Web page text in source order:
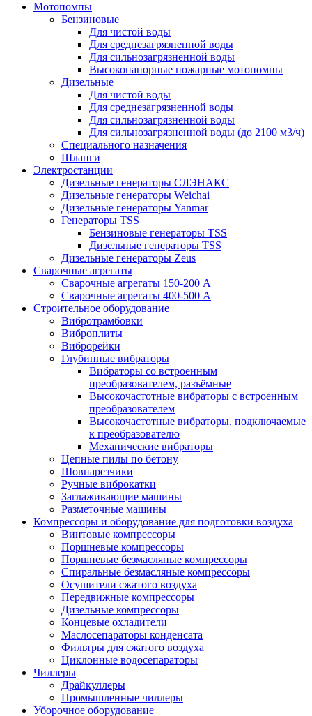
Мотопомпы
Бензиновые
Для чистой воды
Для среднезагрязненной воды
Для сильнозагрязненной воды
Высоконапорные пожарные мотопомпы
Дизельные
Для чистой воды
Для среднезагрязненной воды
Для сильнозагрязненной воды
Для сильнозагрязненной воды (до 2100 м3/ч)
Специального назначения
Шланги
Электростанции
Дизельные генераторы СЛЭНАКС
Дизельные генераторы Weichai
Дизельные генераторы Yanmar
Генераторы TSS
Бензиновые генераторы TSS
Дизельные генераторы TSS
Дизельные генераторы Zeus
Сварочные агрегаты
Сварочные агрегаты 150-200 А
Сварочные агрегаты 400-500 А
Строительное оборудование
Вибротрамбовки
Виброплиты
Виброрейки
Глубинные вибраторы
Вибраторы со встроенным
преобразователем, разъёмные
Высокочастотные вибраторы с встроенным
преобразователем
Высокочастотные вибраторы, подключаемые
к преобразователю
Механические вибраторы
Цепные пилы по бетону
Шовнарезчики
Ручные виброкатки
Заглаживающие машины
Разметочные машины
Компрессоры и оборудование для подготовки воздуха
Винтовые компрессоры
Поршневые компрессоры
Поршневые безмасляные компрессоры
Спиральные безмасляные компрессоры
Осушители сжатого воздуха
Передвижные компрессоры
Дизельные компрессоры
Концевые охладители
Маслосепараторы конденсата
Фильтры для сжатого воздуха
Циклонные водосепараторы
Чиллеры
Драйкуллеры
Промышленные чиллеры
Уборочное оборудование